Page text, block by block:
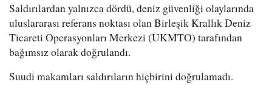
Saldırılardan yalnızca dördü, deniz güvenliği olaylarında
uluslararası referans noktası olan Birleşik Krallık Deniz
Ticareti Operasyonları Merkezi (UKMTO) tarafından
bağımsız olarak doğrulandı.
Suudi makamları saldırıların hiçbirini doğrulamadı.